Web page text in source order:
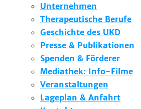
Unternehmen
Therapeutische Berufe
Geschichte des UKD
Presse & Publikationen
Spenden & Förderer
Mediathek: Info-Filme
Veranstaltungen
Lageplan & Anfahrt